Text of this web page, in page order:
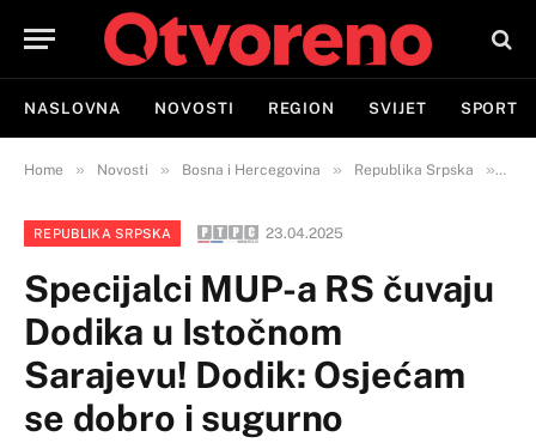
NASLOVNA NOVOSTI REGION SVIJET SPORT
Home » Novosti » Bosna i Hercegovina » Republika Srpska »
REPUBLIKA SRPSKA 23.04.2025
Specijalci MUP-a RS čuvaju
Dodika u Istočnom
Sarajevu! Dodik: Osjećam
se dobro i sugurno